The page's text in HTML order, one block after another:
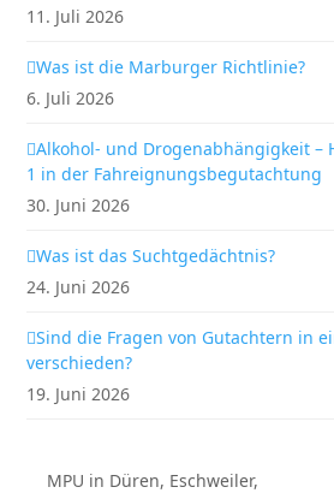
11. Juli 2026
Was ist die Marburger Richtlinie?
6. Juli 2026
Alkohol- und Drogenabhängigkeit –
1 in der Fahreignungsbegutachtung
30. Juni 2026
Was ist das Suchtgedächtnis?
24. Juni 2026
Sind die Fragen von Gutachtern in
verschieden?
19. Juni 2026
MPU in Düren, Eschweiler,